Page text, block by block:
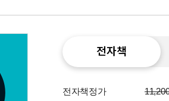
전자책
전자책정가